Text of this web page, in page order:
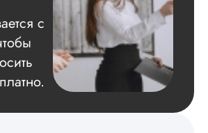
Евгений
Иванович
Вид работы:
Диссертация
Дата:2024-03-25
с